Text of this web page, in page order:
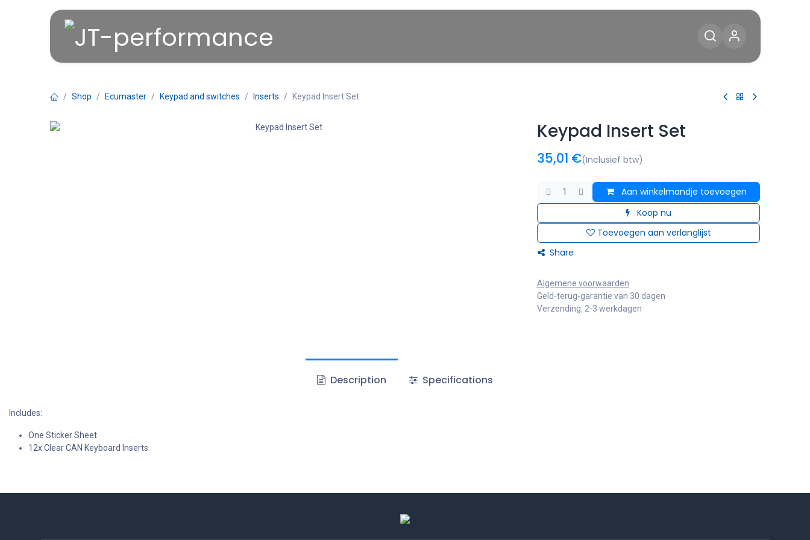
Shop Ecumaster Keypad and switches Inserts Keypad Insert Set
Keypad Insert Set
35,01 €(Inclusief btw)
Aan winkelmandje toevoegen
Koop nu
Toevoegen aan verlanglijst
Share
Algemene voorwaarden
Geld-terug-garantie van 30 dagen
Verzending: 2-3 werkdagen
Description Specifications
Includes:
One Sticker Sheet
12x Clear CAN Keyboard Inserts